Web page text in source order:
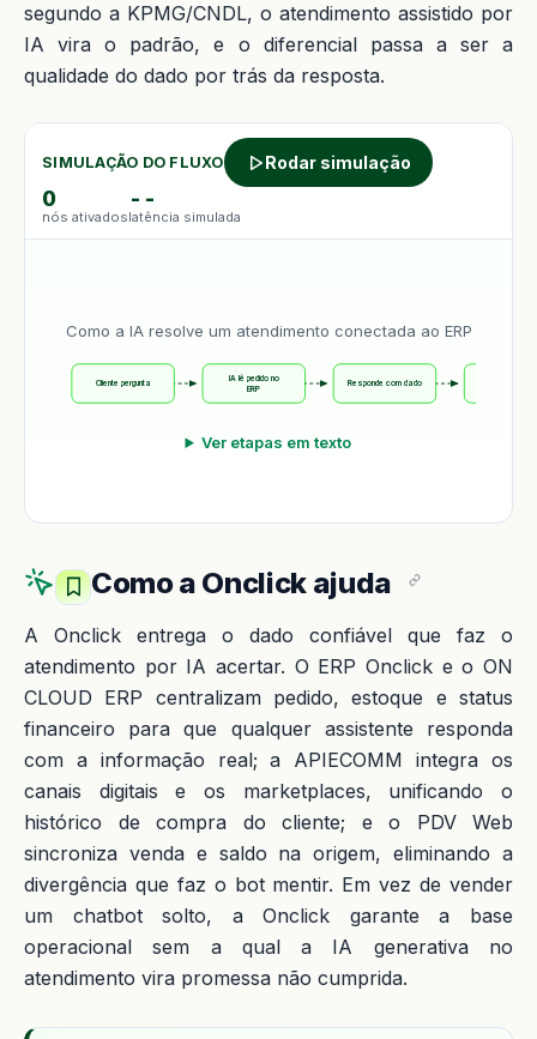
segundo a KPMG/CNDL, o atendimento assistido por
IA vira o padrão, e o diferencial passa a ser a
qualidade do dado por trás da resposta.
SIMULAÇÃO DO FLUXO Rodar simulação
0
nós ativados
--
latência simulada
Como a IA resolve um atendimento conectada ao ERP
Cliente pergunta
IA lê pedido no
ERP
Responde com dado
Ver etapas em texto
Como a Onclick ajuda
A Onclick entrega o dado confiável que faz o
atendimento por IA acertar. O ERP Onclick e o ON
CLOUD ERP centralizam pedido, estoque e status
financeiro para que qualquer assistente responda
com a informação real; a APIECOMM integra os
canais digitais e os marketplaces, unificando o
histórico de compra do cliente; e o PDV Web
sincroniza venda e saldo na origem, eliminando a
divergência que faz o bot mentir. Em vez de vender
um chatbot solto, a Onclick garante a base
operacional sem a qual a IA generativa no
atendimento vira promessa não cumprida.